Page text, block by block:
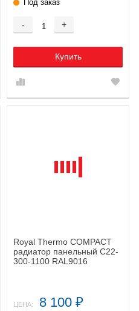
Под заказ
- +
Купить
Royal Thermo COMPACT
радиатор панельный C22-
300-1100 RAL9016
ЦЕНА: 8 100 ₽